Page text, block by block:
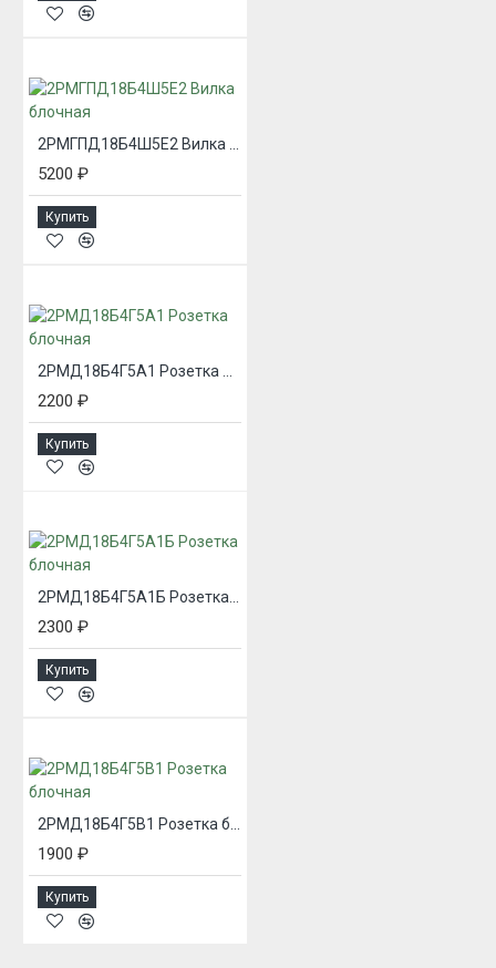
5200 ₽
Купить
2200 ₽
Купить
2РМД18Б4Г5А1Б Розетка блочная
2300 ₽
Купить
2РМД18Б4Г5В1 Розетка блочная
1900 ₽
Купить